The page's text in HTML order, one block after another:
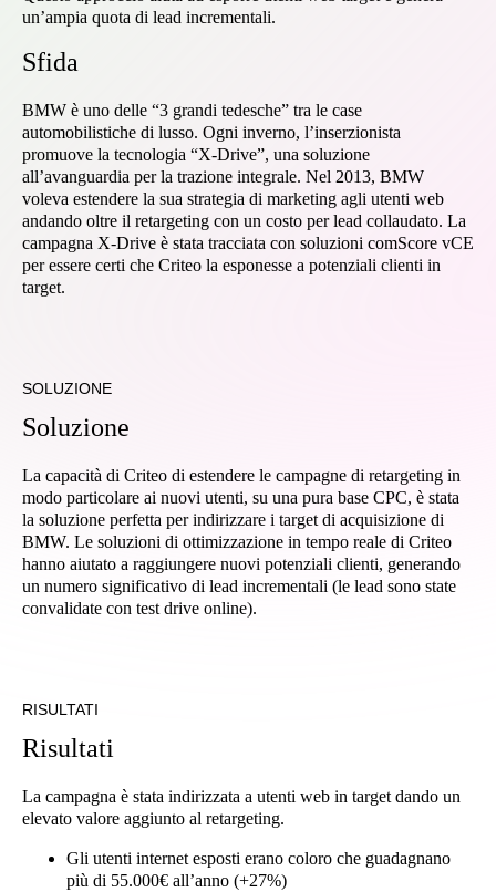
un’ampia quota di lead incrementali.
Sfida
BMW è uno delle “3 grandi tedesche” tra le case
automobilistiche di lusso. Ogni inverno, l’inserzionista
promuove la tecnologia “X-Drive”, una soluzione
all’avanguardia per la trazione integrale. Nel 2013, BMW
voleva estendere la sua strategia di marketing agli utenti web
andando oltre il retargeting con un costo per lead collaudato. La
campagna X-Drive è stata tracciata con soluzioni comScore vCE
per essere certi che Criteo la esponesse a potenziali clienti in
target.
SOLUZIONE
Soluzione
La capacità di Criteo di estendere le campagne di retargeting in
modo particolare ai nuovi utenti, su una pura base CPC, è stata
la soluzione perfetta per indirizzare i target di acquisizione di
BMW. Le soluzioni di ottimizzazione in tempo reale di Criteo
hanno aiutato a raggiungere nuovi potenziali clienti, generando
un numero significativo di lead incrementali (le lead sono state
convalidate con test drive online).
RISULTATI
Risultati
La campagna è stata indirizzata a utenti web in target dando un
elevato valore aggiunto al retargeting.
Gli utenti internet esposti erano coloro che guadagnano
più di 55.000€ all’anno (+27%)